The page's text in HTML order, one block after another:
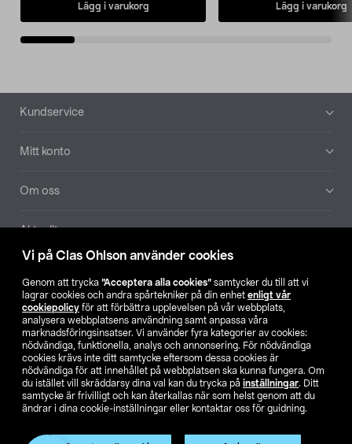
Vi på Clas Ohlson använder cookies
Genom att trycka ”Acceptera alla cookies” samtycker du till att vi
lagrar cookies och andra spårtekniker på din enhet enligt vår
cookiepolicy för att förbättra upplevelsen på vår webbplats,
analysera webbplatsens användning samt anpassa våra
marknadsföringsinsatser. Vi använder fyra kategorier av cookies:
nödvändiga, funktionella, analys och annonsering. För nödvändiga
cookies krävs inte ditt samtycke eftersom dessa cookies är
nödvändiga för att innehållet på webbplatsen ska kunna fungera. Om
du istället vill skräddarsy dina val kan du trycka på inställningar. Ditt
samtycke är frivilligt och kan återkallas när som helst genom att du
ändrar i dina cookie-inställningar eller kontaktar oss för guidning.
Lägg i varukorg Lägg i varukorg
Sidfot
Kundservice
Mitt konto
Om oss
Aktuellt
Hitta butik
SE NO FI